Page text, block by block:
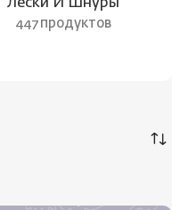
Лески И Шнуры
447 продуктов